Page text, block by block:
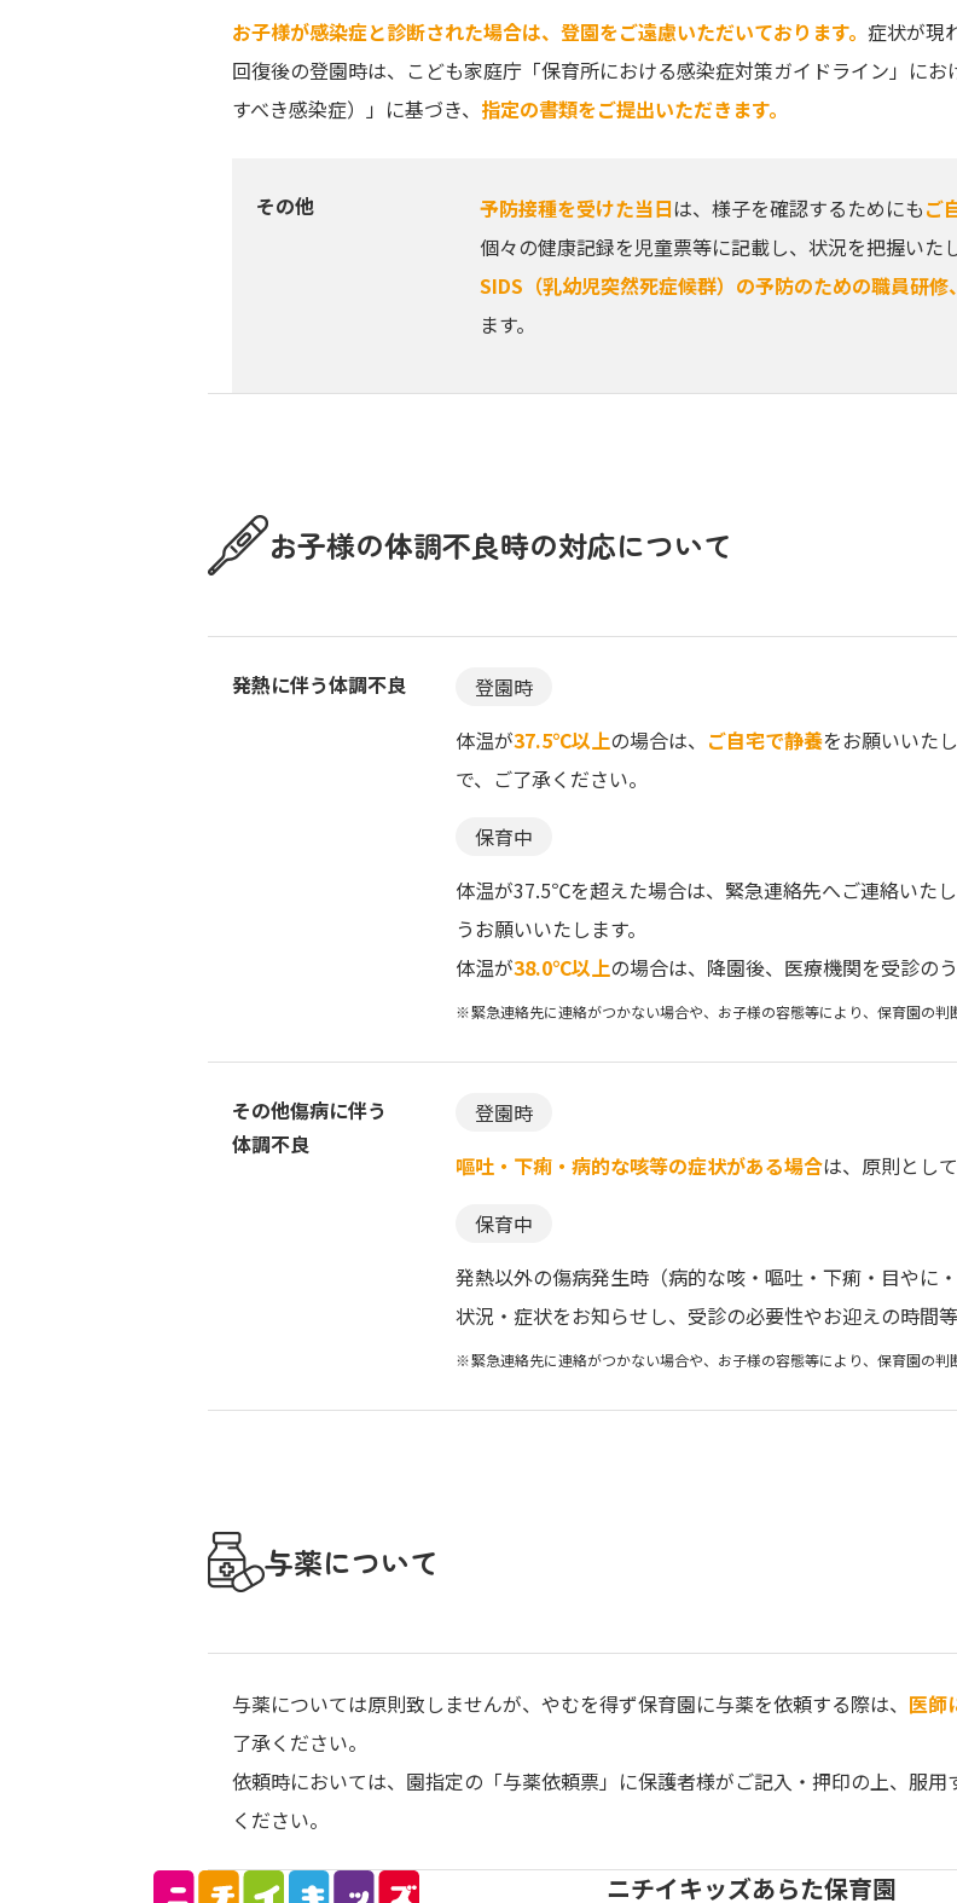
お子様が感染症と診断された場合は、登園をご遠慮いただいております。 症状が現
回復後の登園時は、こども家庭庁「保育所における感染症対策ガイドライン」に
すべき感染症）」に基づき、 指定の書類をご提出いただきます。
その他 予防接種を受けた当日は、様子を確認するためにもご
個々の健康記録を児童票等に記載し、状況を把握いたし
SIDS（乳幼児突然死症候群）の予防のための職員研
ます。
お子様の体調不良時の対応について
発熱に伴う体調不良
登園時
体温が37.5℃以上の場合は、 ご自宅で静養をお願いいた
で、ご了承ください。
保育中
体温が37.5℃を超えた場合は、緊急連絡先へご連絡いた
うお願いいたします。
体温が38.0℃以上の場合は、降園後、医療機関を受診のう
緊急連絡先に連絡がつかない場合や、お子様の容態等により、保育園の
その他傷病に伴う
体調不良
登園時
嘔吐・下痢・病的な咳等の症状がある場合は、原則として
保育中
発熱以外の傷病発生時（病的な咳・嘔吐・下痢・目やに
状況・症状をお知らせし、受診の必要性やお迎えの時間
緊急連絡先に連絡がつかない場合や、お子様の容態等により、保育園の
与薬について
与薬については原則致しませんが、やむを得ず保育園に与薬を依頼する際は、 医師
了承ください。
依頼時においては、園指定の「与薬依頼票」に保護者様がご記入・押印の上、服
ください。
ニチイキッズあらた保育園